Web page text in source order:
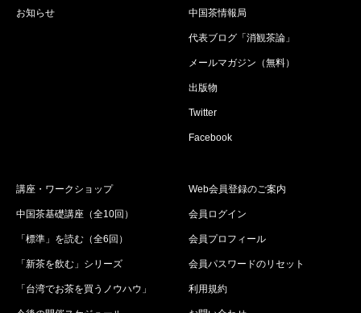
お知らせ 中国茶情報局
代表ブログ「消観茶論」
メールマガジン（無料）
出版物
Twitter
Facebook
講座・ワークショップ
中国茶基礎講座（全10回）
「標準」を読む（全6回）
「新茶を飲む」シリーズ
「台湾でお茶を買うノウハウ」
Web会員登録のご案内
会員ログイン
会員プロフィール
会員パスワードのリセット
利用規約